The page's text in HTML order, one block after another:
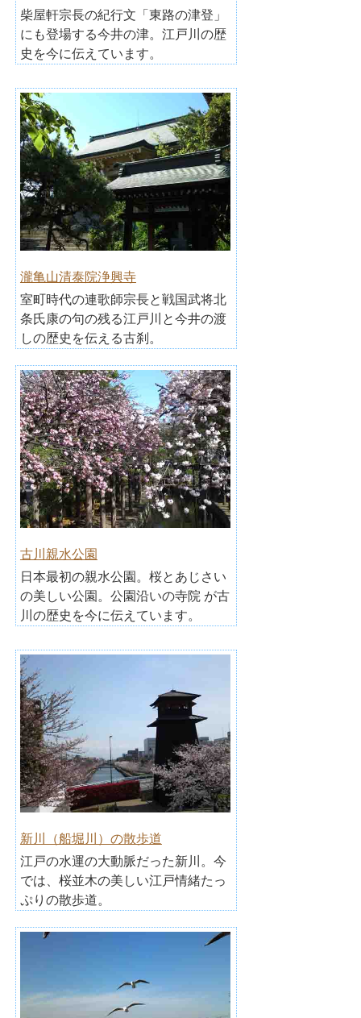
柴屋軒宗長の紀行文「東路の津登」
にも登場する今井の津。江戸川の歴
史を今に伝えています。
瀧亀山清泰院浄興寺
室町時代の連歌師宗長と戦国武将北
条氏康の句の残る江戸川と今井の渡
しの歴史を伝える古刹。
古川親水公園
日本最初の親水公園。桜とあじさい
の美しい公園。公園沿いの寺院 が古
川の歴史を今に伝えています。
新川（船堀川）の散歩道
江戸の水運の大動脈だった新川。今
では、桜並木の美しい江戸情緒たっ
ぷりの散歩道。